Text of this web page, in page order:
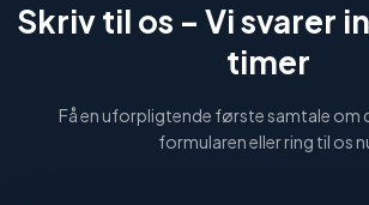
Skriv til os – Vi svarer
timer
Få en uforpligtende første samtale om
formularen eller ring til os